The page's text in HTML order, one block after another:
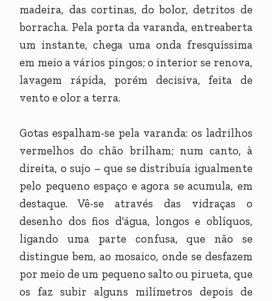
madeira, das cortinas, do bolor, detritos de
borracha. Pela porta da varanda, entreaberta
um instante, chega uma onda fresquíssima
em meio a vários pingos; o interior se renova,
lavagem rápida, porém decisiva, feita de
vento e olor a terra.
Gotas espalham-se pela varanda: os ladrilhos
vermelhos do chão brilham; num canto, à
direita, o sujo – que se distribuía igualmente
pelo pequeno espaço e agora se acumula, em
destaque. Vê-se através das vidraças o
desenho dos fios d'água, longos e oblíquos,
ligando uma parte confusa, que não se
distingue bem, ao mosaico, onde se desfazem
por meio de um pequeno salto ou pirueta, que
os faz subir alguns milímetros depois de